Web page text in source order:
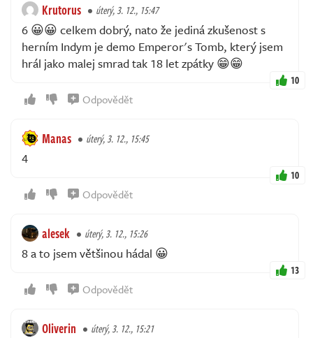
Krutorus úterý, 3. 12., 15:47
6 😀😀 celkem dobrý, nato že jediná zkušenost s
herním Indym je demo Emperor's Tomb, který jsem
hrál jako malej smrad tak 18 let zpátky 😁😁
10
Odpovědět
Manas úterý, 3. 12., 15:45
4
10
Odpovědět
alesek úterý, 3. 12., 15:26
8 a to jsem většinou hádal 😀
13
Odpovědět
Oliverin úterý, 3. 12., 15:21